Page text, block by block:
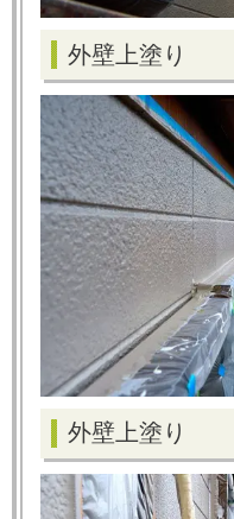
外壁上塗り
外壁上塗り